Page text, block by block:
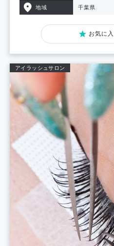
地域 千葉県
お気に
アイラッシュサロン